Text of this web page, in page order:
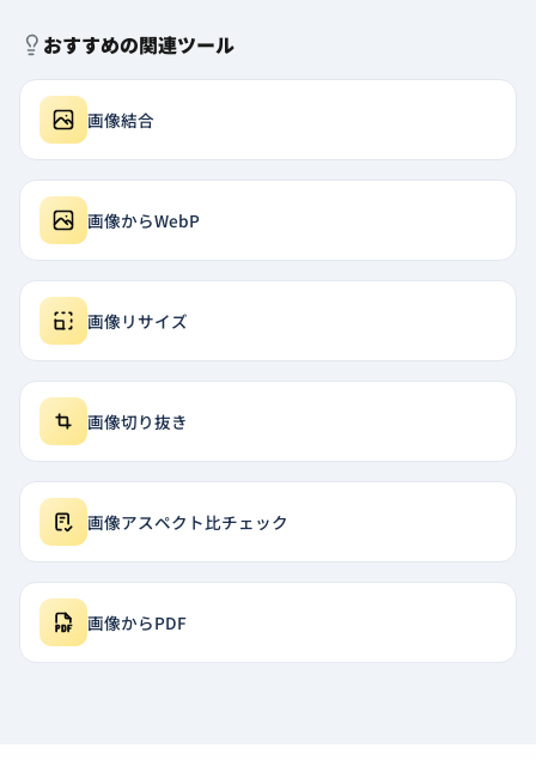
おすすめの関連ツール
画像結合
画像からWebP
画像リサイズ
画像切り抜き
画像アスペクト比チェック
画像からPDF